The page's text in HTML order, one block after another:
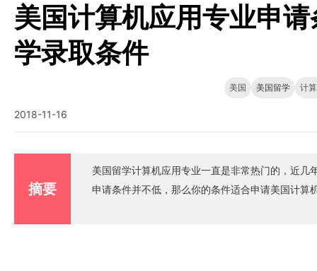
美国计算机应用专业申
学录取条件
美国 美国留学 计
2018-11-16
摘要
美国留学计算机应用专业一直是非常热门的，近
申请条件并不低，那么你的条件适合申请美国计算